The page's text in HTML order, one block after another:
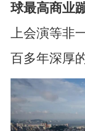
球最高商业
上会演等非
百多年深厚